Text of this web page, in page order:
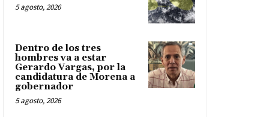
5 agosto, 2026
Dentro de los tres
hombres va a estar
Gerardo Vargas, por la
candidatura de Morena a
gobernador
5 agosto, 2026